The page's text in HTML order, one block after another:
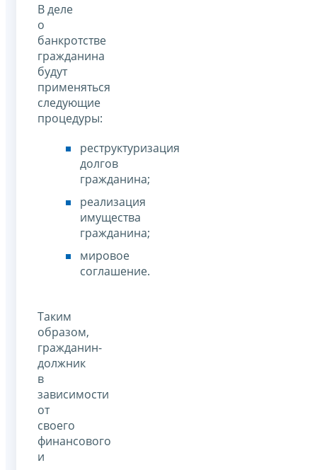
В деле
о
банкротстве
гражданина
будут
применяться
следующие
процедуры:
реструктуризация
долгов
гражданина;
реализация
имущества
гражданина;
мировое
соглашение.
Таким
образом,
гражданин-
должник
в
зависимости
от
своего
финансового
и